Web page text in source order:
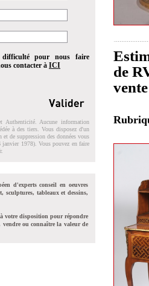
pour nous faire
contacter à ICI
Authenticité. Aucune information
à des tiers. Vous disposez d'un
de suppression des données vous
1978). Vous pouvez en faire
.
d'experts conseil en oeuvres
sculptures, tableaux et dessins,
votre disposition pour répondre
vendre ou connaître la valeur de
de